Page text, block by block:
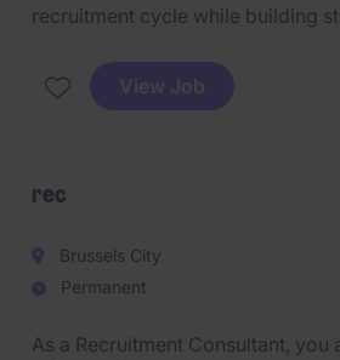
recruitment cycle while building
business development,
acquisition to deliver successful
View Job
rec
Brussels City
Permanent
As a Recruitment Consultant,